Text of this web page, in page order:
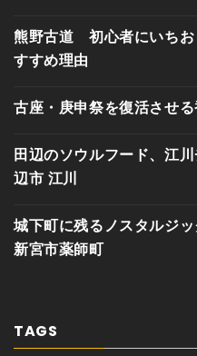
熊野古道 初心者にいちお
すすめ理由
古座・庚申祭を復活させ
田辺のソウルフード、江
辺市 江川
城下町に残るノスタルジ
新宮市薬師町
TAGS